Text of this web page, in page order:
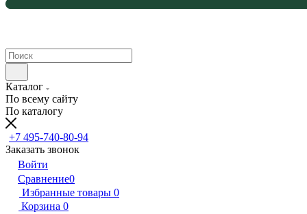
Каталог
По всему сайту
По каталогу
+7 495-740-80-94
Заказать звонок
Войти
Сравнение0
Избранные товары 0
Корзина 0